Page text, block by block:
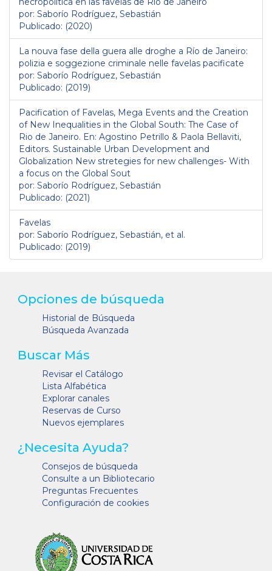
por: Saborío Rodríguez, Sebastián
Publicado: (2020)
La nouva fase della guera alle droghe a Río de Janeiro:
polizia e soggezione criminale nelle favelas pacificate
por: Saborío Rodríguez, Sebastián
Publicado: (2019)
Pacification of Favelas, Mega Events and the Creation
of New Inequalities in the Global South: The Case of
Rio de Janeiro. En: Agostino Petrillo & Paola Bellaviti,
Editors. Sustainable Urban Development and
Globalization New stretegies for new challenges- With
a focus on the Global Sout
por: Saborío Rodríguez, Sebastián
Publicado: (2021)
Favelas
por: Saborío Rodríguez, Sebastián, et al.
Publicado: (2019)
Opciones de búsqueda
Historial de Búsqueda
Búsqueda Avanzada
Buscar Más
Revisar el Catálogo
Lista Alfabética
Explorar canales
Reservas de Curso
Nuevos ejemplares
¿Necesita Ayuda?
Consejos de búsqueda
Consulte a un Bibliotecario
Preguntas Frecuentes
Configuración de cookies